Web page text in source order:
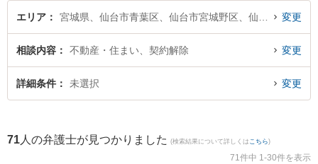
ェッションの新妻 範之弁護士やつばさ法律事務所の森田 新司弁護士、からんこ
ルを今すぐに弁護士に相談したい』『不動産契約解除のトラブル解決の実績豊
富な近くの弁護士を検索したい』『初回相談無料で不動産契約解除を法律相談
できる仙台市内の弁護士に相談予約したい』などでお困りの相談者さんにおす
エリア 変更
相談内容 不動産・住まい、契約解除 変更
詳細条件 未選択 変更
71 人の弁護士が見つかりました (検索結果について詳しくは こちら)
71件中 1-30件を表示